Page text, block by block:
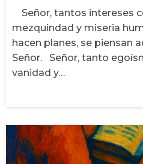
Señor, tantos intereses
mezquindad y miseria
hacen planes, se piensan
Señor. Señor, tanto
vanidad y…